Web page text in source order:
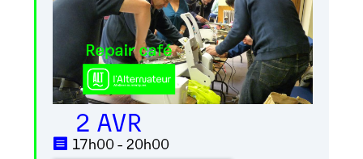
2 AVR
17h00 - 20h00